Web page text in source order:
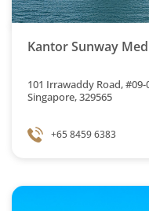
Kantor Sunway
101 Irrawaddy Road,
Singapore, 329565
+65 8459 6383